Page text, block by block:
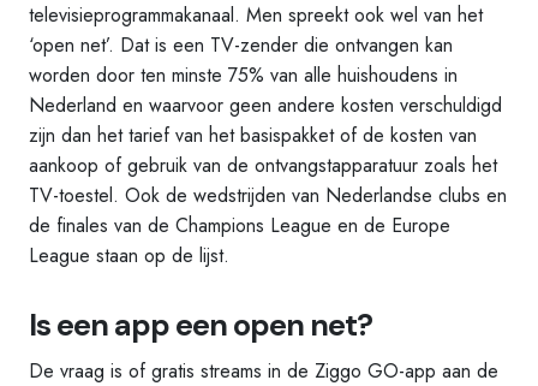
televisieprogrammakanaal. Men spreekt ook wel van het
‘open net’. Dat is een TV-zender die ontvangen kan
worden door ten minste 75% van alle huishoudens in
Nederland en waarvoor geen andere kosten verschuldigd
zijn dan het tarief van het basispakket of de kosten van
aankoop of gebruik van de ontvangstapparatuur zoals het
TV-toestel. Ook de wedstrijden van Nederlandse clubs en
de finales van de Champions League en de Europe
League staan op de lijst.
Is een app een open net?
De vraag is of gratis streams in de Ziggo GO-app aan de